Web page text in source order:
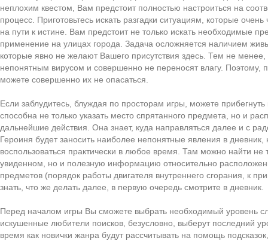
неплохим квестом, Вам предстоит полностью настроиться на
процесс. Приготовьтесь искать разгадки ситуациям, которые очень
на пути к истине. Вам предстоит не только искать необходимые
применение на улицах города. Задача осложняется наличием
которые явно не желают Вашего присутствия здесь. Тем не
непонятным вирусом и совершенно не переносят влагу. Поэтому,
можете совершенно их не опасаться.
Если заблудитесь, блуждая по просторам игры, можете
способна не только указать место спрятанного предмета, но и
дальнейшие действия. Она знает, куда направляться далее и с
Героиня будет заносить наиболее непонятные явления в
воспользоваться практически в любое время. Там можно найти не
увиденном, но и полезную информацию относительно
предметов (порядок работы двигателя внутреннего сгорания, к
знать, что же делать далее, в первую очередь смотрите в дневник.
Перед началом игры Вы сможете выбрать необходимый уровень
искушенные любители поисков, безусловно, выберут последний
время как новички жанра будут рассчитывать на помощь